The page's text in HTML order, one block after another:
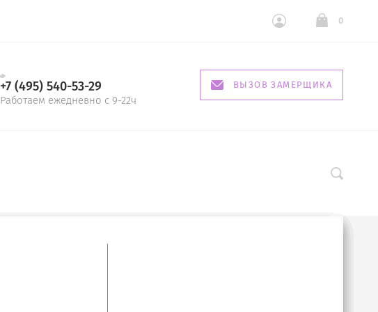
0
+7 (495) 540-53-29
Работаем ежедневно с 9-22ч
ВЫЗОВ ЗАМЕРЩИКА